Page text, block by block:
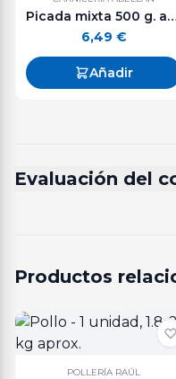
Picada mixta
6,49 €
Añadir
Evaluación del
Productos
POLLERÍA RAÚL